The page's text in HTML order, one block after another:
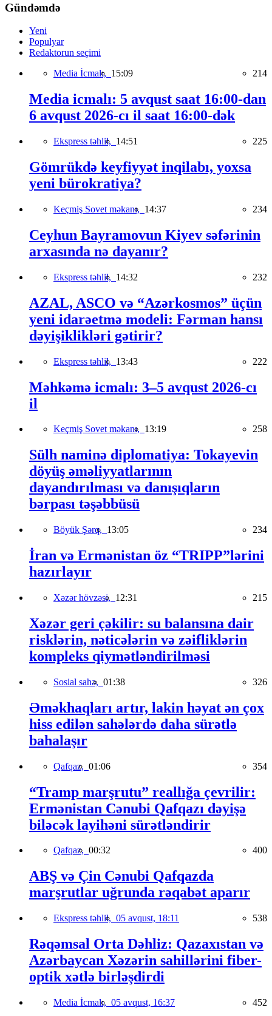
Gündəmdə
Yeni
Populyar
Redaktorun seçimi
Media İcmalı, 15:09 214
Media icmalı: 5 avqust saat 16:00-dan
6 avqust 2026-cı il saat 16:00-dək
Ekspress təhlil, 14:51 225
Gömrükdə keyfiyyət inqilabı, yoxsa
yeni bürokratiya?
Keçmiş Sovet məkanı, 14:37 234
Ceyhun Bayramovun Kiyev səfərinin
arxasında nə dayanır?
Ekspress təhlil, 14:32 232
AZAL, ASCO və “Azərkosmos” üçün
yeni idarəetmə modeli: Fərman hansı
dəyişiklikləri gətirir?
Ekspress təhlil, 13:43 222
Məhkəmə icmalı: 3–5 avqust 2026-cı
il
Keçmiş Sovet məkanı, 13:19 258
Sülh naminə diplomatiya: Tokayevin
döyüş əməliyyatlarının
dayandırılması və danışıqların
bərpası təşəbbüsü
Böyük Şərq, 13:05 234
İran və Ermənistan öz “TRIPP”lərini
hazırlayır
Xəzər hövzəsi, 12:31 215
Xəzər geri çəkilir: su balansına dair
risklərin, nəticələrin və zəifliklərin
kompleks qiymətləndirilməsi
Sosial sahə, 01:38 326
Əməkhaqları artır, lakin həyat ən çox
hiss edilən sahələrdə daha sürətlə
bahalaşır
Qafqaz, 01:06 354
“Tramp marşrutu” reallığa çevrilir:
Ermənistan Cənubi Qafqazı dəyişə
biləcək layihəni sürətləndirir
Qafqaz, 00:32 400
ABŞ və Çin Cənubi Qafqazda
marşrutlar uğrunda rəqabət aparır
Ekspress təhlil, 05 avqust, 18:11 538
Rəqəmsal Orta Dəhliz: Qazaxıstan və
Azərbaycan Xəzərin sahillərini fiber-
optik xətlə birləşdirdi
Media İcmalı, 05 avqust, 16:37 452